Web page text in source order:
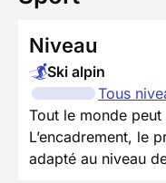
Niveau
Ski alpin
Tous
Tout le monde
L’encadrement, le
adapté au niveau